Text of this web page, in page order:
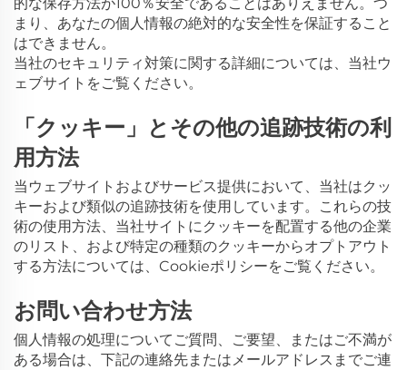
まり、あなたの個人情報の絶対的な安全性を保証すること
はできません。
当社のセキュリティ対策に関する詳細については、当社ウ
ェブサイトをご覧ください。
「クッキー」とその他の追跡技術の利
用方法
当ウェブサイトおよびサービス提供において、当社はクッ
キーおよび類似の追跡技術を使用しています。これらの技
術の使用方法、当社サイトにクッキーを配置する他の企業
のリスト、および特定の種類のクッキーからオプトアウト
する方法については、Cookieポリシーをご覧ください。
お問い合わせ方法
個人情報の処理についてご質問、ご要望、またはご不満が
ある場合は、下記の連絡先またはメールアドレスまでご連